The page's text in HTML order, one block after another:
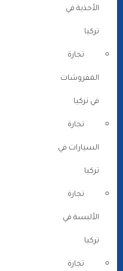
الأحذية في
تركيا
تجارة
المفروشات
في تركيا
تجارة
السيارات في
تركيا
تجارة
الألبسة في
تركيا
تجارة